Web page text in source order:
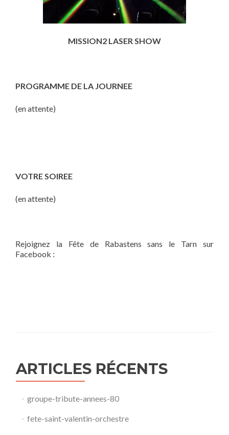
MISSION2 LASER SHOW
PROGRAMME DE LA JOURNEE
(en attente)
VOTRE SOIREE
(en attente)
Rejoignez la Fête de Rabastens sans le Tarn sur
Facebook :
ARTICLES RÉCENTS
groupe-tribute-annees-80​
fete-saint-valentin-orchestre